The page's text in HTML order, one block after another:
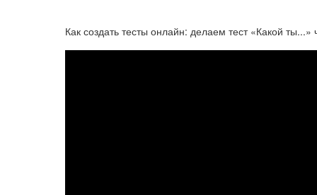
Как создать тесты онлайн: делаем тест «Какой ты...»